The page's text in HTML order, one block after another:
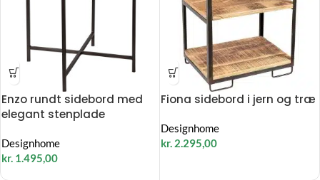
Enzo rundt sidebord med
elegant stenplade
Designhome
kr. 1.495,00
Fiona sidebord i jern og træ
Designhome
kr. 2.295,00